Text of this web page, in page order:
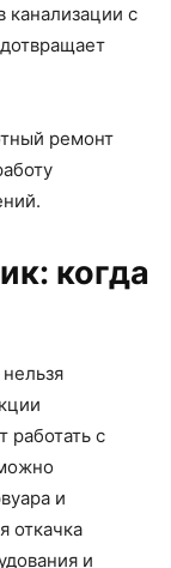
канализации с
ремонт
когда
работать с
и
откачка
и